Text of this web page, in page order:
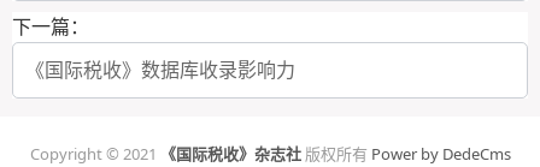
下一篇：
《国际税收》数据库收录影响力
Copyright © 2021 《国际税收》杂志社版权所有 Power by DedeCms